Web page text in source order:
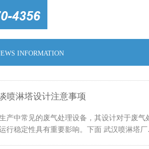
INFORMATION
喷淋塔设计注意事项
产中常见的废气处理设备，其设计对于废气
行稳定性具有重要影响。下面 武汉喷淋塔厂